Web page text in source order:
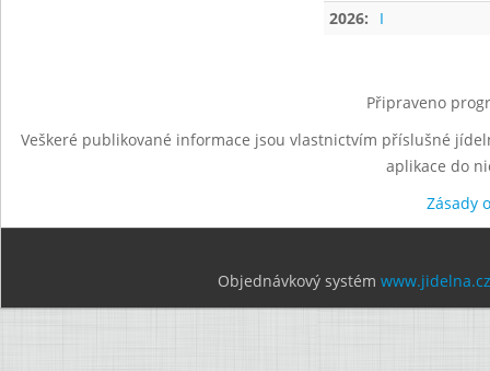
2026:
I
Připraveno
Veškeré publikované informace jsou vlastnictvím příslušné
aplikace do
Zásady
Objednávkový systém www.jidelna.cz